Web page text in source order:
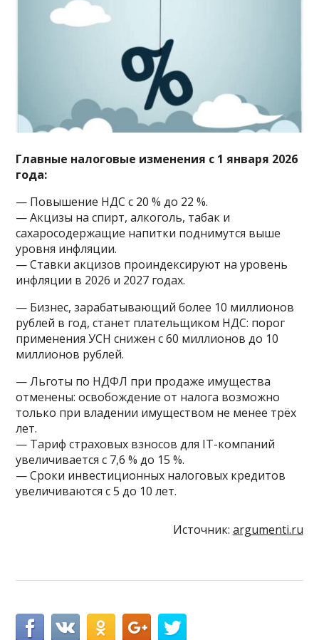
Главные налоговые изменения с 1 января 2026
года:
— Повышение НДС с 20 % до 22 %.
— Акцизы на спирт, алкоголь, табак и
сахаросодержащие напитки поднимутся выше
уровня инфляции.
— Ставки акцизов проиндексируют на уровень
инфляции в 2026 и 2027 годах.
— Бизнес, зарабатывающий более 10 миллионов
рублей в год, станет плательщиком НДС: порог
применения УСН снижен с 60 миллионов до 10
миллионов рублей.
— Льготы по НДФЛ при продаже имущества
отменены: освобождение от налога возможно
только при владении имуществом не менее трёх
лет.
— Тариф страховых взносов для IT-компаний
увеличивается с 7,6 % до 15 %.
— Сроки инвестиционных налоговых кредитов
увеличиваются с 5 до 10 лет.
Источник: argumenti.ru